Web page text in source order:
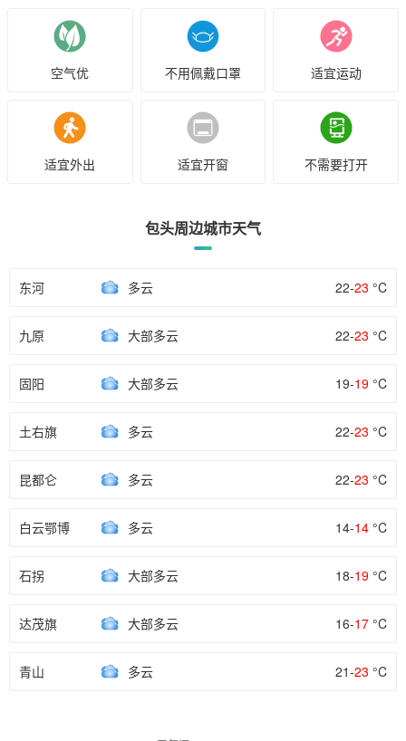
空气优 不用佩戴口罩 适宜运动
适宜外出 适宜开窗 不需要打开
包头周边城市天气
东河 多云 22-23 °C
九原 大部多云 22-23 °C
固阳 大部多云 19-19 °C
土右旗 多云 22-23 °C
昆都仑 多云 22-23 °C
白云鄂博 多云 14-14 °C
石拐 大部多云 18-19 °C
达茂旗 大部多云 16-17 °C
青山 多云 21-23 °C